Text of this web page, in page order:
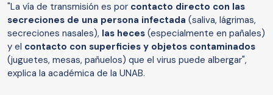
"La vía de transmisión es por contacto directo con las
secreciones de una persona infectada (saliva, lágrimas,
secreciones nasales), las heces (especialmente en pañales)
y el contacto con superficies y objetos contaminados
(juguetes, mesas, pañuelos) que el virus puede albergar",
explica la académica de la UNAB.